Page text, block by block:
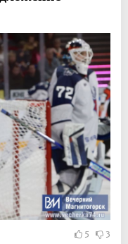
5 3